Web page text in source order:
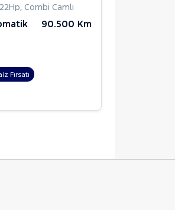
, Combi Camlı
90.500 Km
Fırsatı